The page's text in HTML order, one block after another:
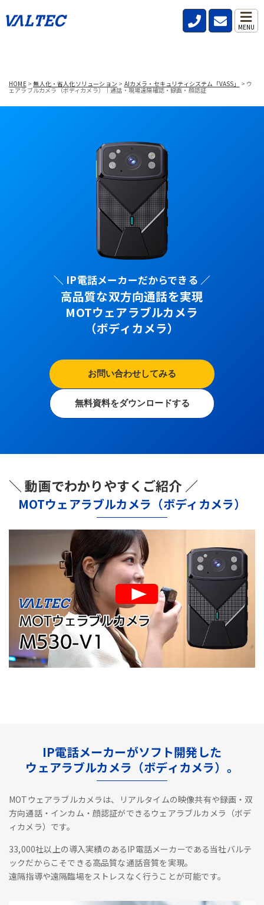
MENU
HOME>無人化・省人化ソリューション > AIカメラ・セキュリティシステム「VASS」 > ウ
ェアラブルカメラ（ボディカメラ）｜通話・現場遠隔確認・録画・顔認証
＼ IP電話メーカーだからできる ／
高品質な双方向通話を実現
MOTウェアラブルカメラ
（ボディカメラ）
お問い合わせしてみる
無料資料をダウンロードする
＼ 動画でわかりやすくご紹介 ／
MOTウェアラブルカメラ（ボディカメラ）
IP電話メーカーがソフト開発した
ウェアラブルカメラ（ボディカメラ）。
MOTウェアラブルカメラは、リアルタイムの映像共有や録画・双
方向通話・インカム・顔認証ができるウェアラブルカメラ（ボデ
ィカメラ）です。
33,000社以上の導入実績のあるIP電話メーカーである当社バルテ
ックだからこそできる高品質な通話音質を実現。
遠隔指導や遠隔臨場をストレスなく行うことが可能です。